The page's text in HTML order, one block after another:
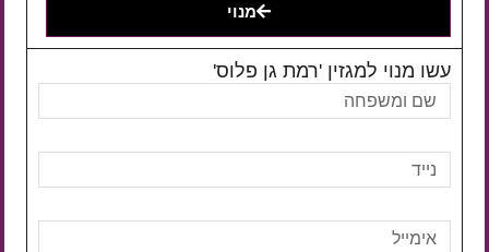
מנוי
עשו מנוי למגזין 'רמת גן פלוס'